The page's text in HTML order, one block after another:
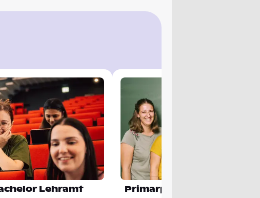
Lehramt Primarpädagogik